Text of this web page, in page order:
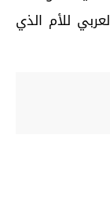
للأم الذي